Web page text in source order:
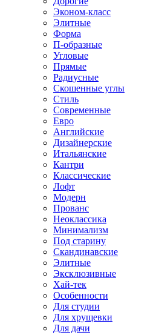
Эконом-класс
Элитные
Форма
П-образные
Угловые
Прямые
Радиусные
Скошенные углы
Стиль
Современные
Евро
Английские
Дизайнерские
Итальянские
Кантри
Классические
Лофт
Модерн
Прованс
Неоклассика
Минимализм
Под старину
Скандинавские
Элитные
Эксклюзивные
Хай-тек
Особенности
Для студии
Для хрущевки
Для дачи